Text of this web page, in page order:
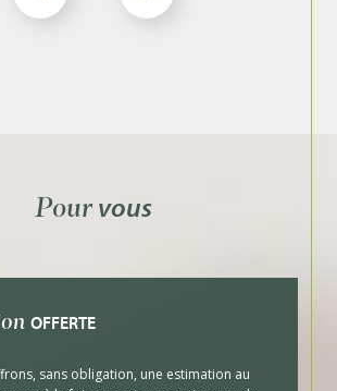
tout notre savoir-faire à votre
Pour vous
OFFERTE
sans obligation, une estimation au